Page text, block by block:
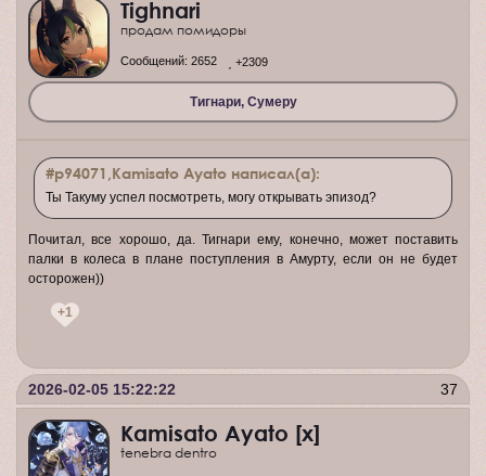
Tighnari
продам помидоры
Тигнари, Сумеру
Сообщений: 2652 +2309
#p94071,Kamisato Ayato написал(а):
Ты Такуму успел посмотреть, могу открывать эпизод?
Почитал, все хорошо, да. Тигнари ему, конечно, может поставить
палки в колеса в плане поступления в Амурту, если он не будет
осторожен))
+1
37
2026-02-05 15:22:22
Kamisato Ayato [x]
tenebra dentro